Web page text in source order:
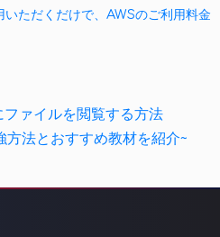
ただくだけで、AWSのご利用料金
ァイルを閲覧する方法
方法とおすすめ教材を紹介~